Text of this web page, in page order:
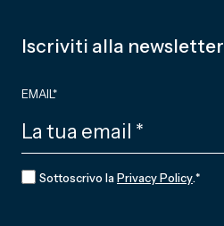
Iscriviti alla newsletter
EMAIL*
CONSENSO*
Sottoscrivo laPrivacy Policy.*